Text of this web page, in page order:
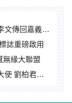
點亮KANO精神
誌重磅啟用
無緣大聯盟
人生國際發光